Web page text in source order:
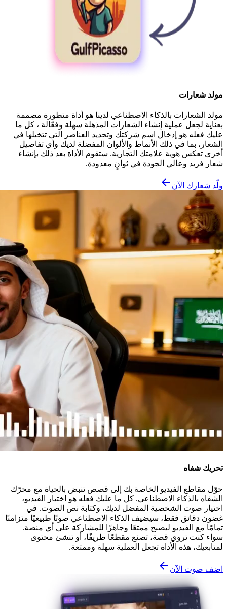
مولد شعارات
مولد الشعارات بالذكاء الاصطناعي لدينا هو أداة متطورة مصممة
بعناية لجعل عملية إنشاء الشعارات المذهلة سهلة وفعّالة ، كل ما
عليك فعله هو إدخال اسم شركتك وتحديد العناصر التي تتخيلها في
الشعار، بما في ذلك الأنماط والألوان المفضلة لديك وأي تفاصيل
أخرى تعكس هوية علامتك التجارية. ستقوم الأداة بعد ذلك بإنشاء
شعار فريد وعالي الجودة في ثوانٍ معدودة.
ولّد شعارك الآن
تحريك شفاه
حوّل مقاطع الفيديو الخاصة بك إلى قصص تنبض بالحياة مع محرّك
الشفاه بالذكاء الاصطناعي. كل ما عليك فعله هو اختيار الفيديو،
اختيار صوت الشخصية المفضل لديك، وكتابة نص الصوت. في
غضون دقائق فقط، سيضيف الذكاء الاصطناعي صوتًا طبيعيًا متزامنًا
تمامًا مع الفيديو ليصبح ممتعًا وجاهزًا للمشاركة على أي منصة.
سواء كنت تروي قصة، تصنع مقطعًا طريفًا، أو تنشئ محتوى
لمتابعيك، هذه الأداة تجعل العملية سهلة وممتعة.
اضف صوت الآن